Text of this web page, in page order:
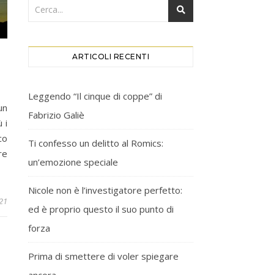
i
ARTICOLI RECENTI
Leggendo “Il cinque di coppe” di
Fabrizio Galiè
Ti confesso un delitto al Romics:
un’emozione speciale
Nicole non è l’investigatore perfetto:
ed è proprio questo il suo punto di
forza
Prima di smettere di voler spiegare